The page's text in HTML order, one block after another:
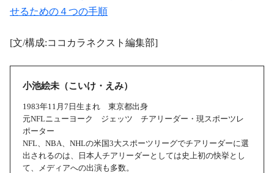
せるための４つの手順
[文/構成:ココカラネクスト編集部]
小池絵未（こいけ・えみ）
1983年11月7日生まれ 東京都出身
元NFLニューヨーク ジェッツ チアリーダー・現スポーツレ
ポーター
NFL、NBA、NHLの米国3大スポーツリーグでチアリーダーに選
出されるのは、日本人チアリーダーとしては史上初の快挙とし
て、メディアへの出演も多数。